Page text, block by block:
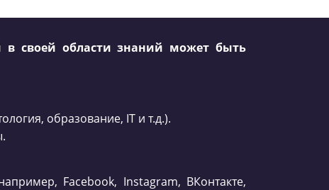
в своей области знаний может быть
образование, IT и т.д.).
Facebook, Instagram, ВКонтакте,